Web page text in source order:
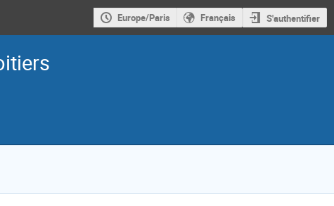
Europe/Paris Français S'authentifier